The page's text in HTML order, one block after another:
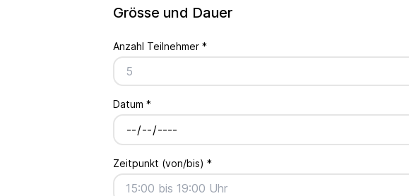
Grösse und Dauer
Anzahl Teilnehmer *
Datum *
Zeitpunkt (von/bis) *